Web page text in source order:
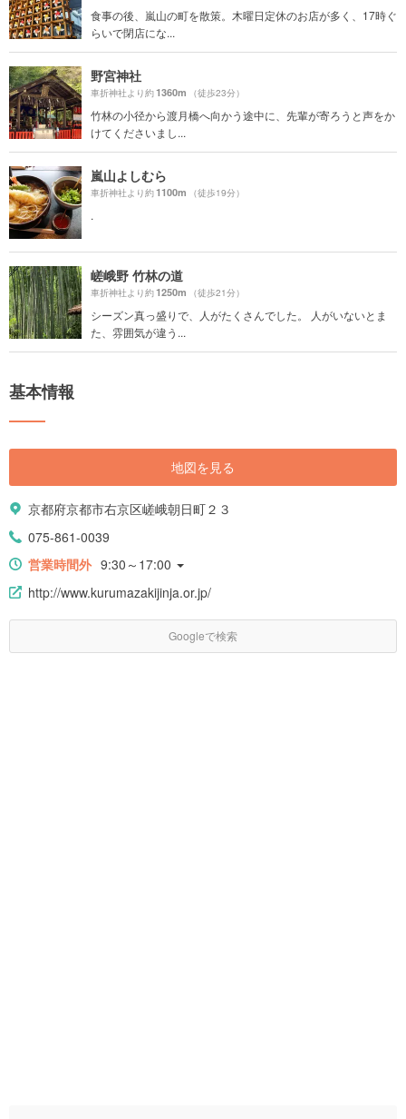
食事の後、嵐山の町を散策。木曜日定休のお店が多く、17時ぐ
らいで閉店にな...
野宮神社
車折神社より約1360m （徒歩23分）
竹林の小径から渡月橋へ向かう途中に、先輩が寄ろうと声をか
けてくださいまし...
嵐山よしむら
車折神社より約1100m （徒歩19分）
.
嵯峨野 竹林の道
車折神社より約1250m （徒歩21分）
シーズン真っ盛りで、人がたくさんでした。 人がいないとま
た、雰囲気が違う...
基本情報
地図を見る
京都府京都市右京区嵯峨朝日町２３
075-861-0039
営業時間外 9:30～17:00
http://www.kurumazakijinja.or.jp/
Googleで検索